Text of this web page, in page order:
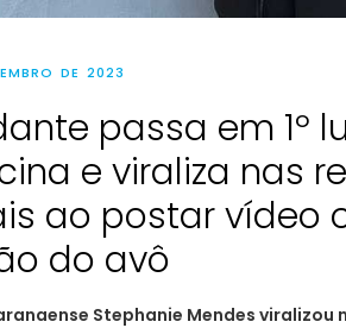
DE 2023
passa em 1º
e viraliza nas
ao postar vídeo
do avô
Stephanie Mendes viralizou